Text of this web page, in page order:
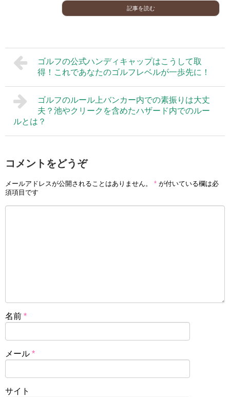
記事を読む
ゴルフの公式ハンディキャップはこうして取
得！これであなたのゴルフレベルが一歩先に！
ゴルフのルール上バンカー内での素振りは大丈
夫？池やクリークを含めたハザード内でのルー
ルとは？
コメントをどうぞ
メールアドレスが公開されることはありません。 * が付いている欄は必
須項目です
名前 *
メール *
サイト